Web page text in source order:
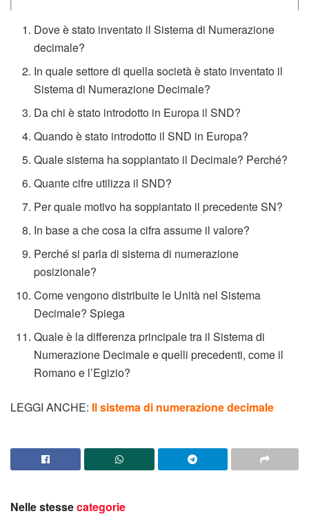
Dove è stato inventato il Sistema di Numerazione
decimale?
In quale settore di quella società è stato inventato il
Sistema di Numerazione Decimale?
Da chi è stato introdotto in Europa il SND?
Quando è stato introdotto il SND in Europa?
Quale sistema ha soppiantato il Decimale? Perché?
Quante cifre utilizza il SND?
Per quale motivo ha soppiantato il precedente SN?
In base a che cosa la cifra assume il valore?
Perché si parla di sistema di numerazione
posizionale?
Come vengono distribuite le Unità nel Sistema
Decimale? Spiega
Quale è la differenza principale tra il Sistema di
Numerazione Decimale e quelli precedenti, come il
Romano e l’Egizio?
LEGGI ANCHE: Il sistema di numerazione decimale
Nelle stessecategorie